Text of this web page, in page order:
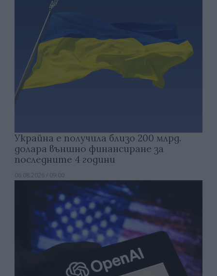
Украйна е получила близо 200 млрд.
долара външно финансиране за
последните 4 години
06.08.2026 / 09:00